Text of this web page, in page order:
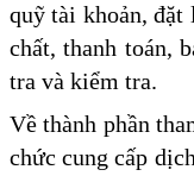
quỹ tài khoản, đặt
chất, thanh toán,
tra và kiểm tra.
Về thành phần
chức cung cấp